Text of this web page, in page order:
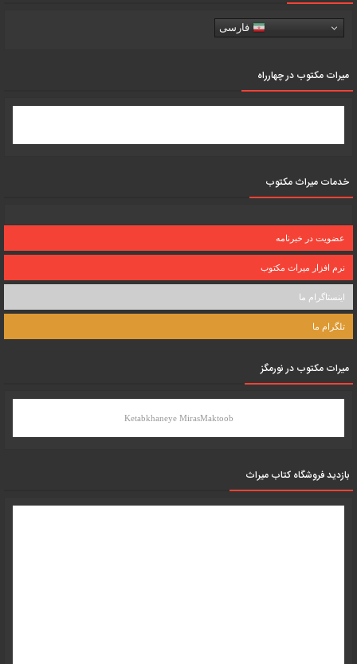
فارسی
میرات مکتوب در چهارراه
خدمات میراث مکتوب
عضویت در خبرنامه
نرم افزار میراث مکتوب
اینستاگرام ما
تلگرام ما
میرات مکتوب در نورمگز
Ketabkhaneye MirasMaktoob
بازدید فروشگاه کتاب میراث